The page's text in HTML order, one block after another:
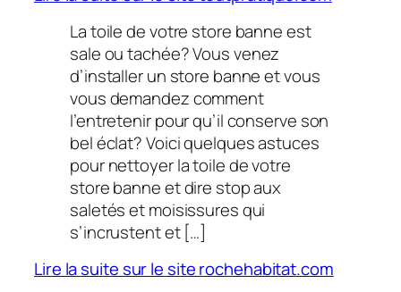
La toile de votre store banne est
sale ou tachée? Vous venez
d’installer un store banne et vous
vous demandez comment
l’entretenir pour qu’il conserve son
bel éclat? Voici quelques astuces
pour nettoyer la toile de votre
store banne et dire stop aux
saletés et moisissures qui
s’incrustent et […]
Lire la suite sur le site rochehabitat.com